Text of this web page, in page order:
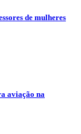
de mulheres
aviação na